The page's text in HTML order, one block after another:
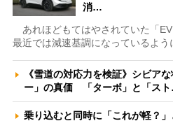
消…
あれほどもてはやされていた「EV
最近では減速基調になっているよう
《雪道の対応力を検証》シビア
ー」の真価 「ターボ」と「ス
乗り込むと同時に「これが軽？